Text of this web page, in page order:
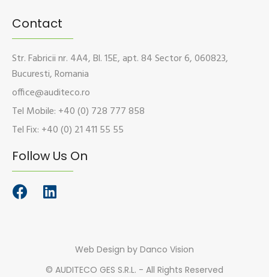
Contact
Str. Fabricii nr. 4A4, Bl. 15E, apt. 84 Sector 6, 060823,
Bucuresti, Romania
office@auditeco.ro
Tel Mobile: +40 (0) 728 777 858
Tel Fix: +40 (0) 21 411 55 55
Follow Us On
© AUDITECO GES S.R.L. - All Rights Reserved
Web Design by Danco Vision